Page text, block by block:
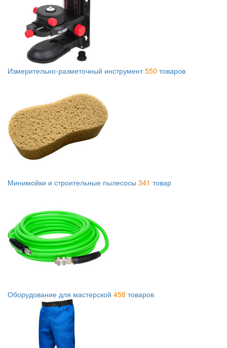
Измерительно-разметочный инструмент 550 товаров
Минимойки и строительные пылесосы 341 товар
Оборудование для мастерской 458 товаров